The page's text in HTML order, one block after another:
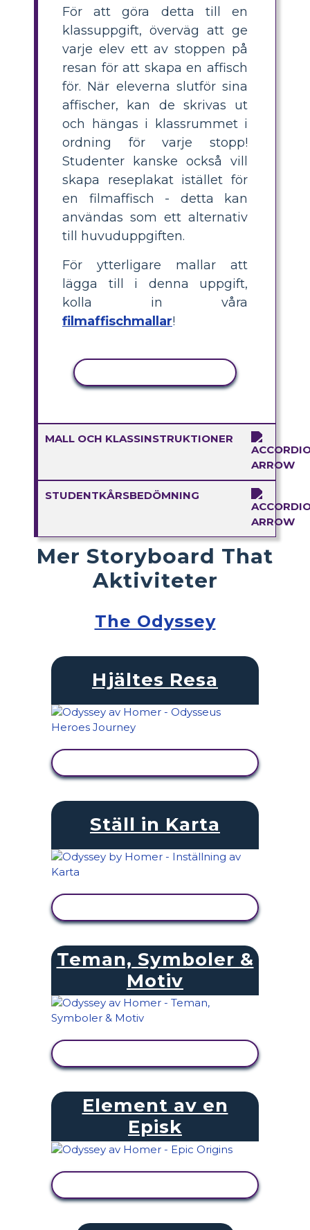
För att göra detta till en
klassuppgift, överväg att ge
varje elev ett av stoppen på
resan för att skapa en affisch
för. När eleverna slutför sina
affischer, kan de skrivas ut
och hängas i klassrummet i
ordning för varje stopp!
Studenter kanske också vill
skapa reseplakat istället för
en filmaffisch - detta kan
användas som ett alternativ
till huvuduppgiften.
För ytterligare mallar att
lägga till i denna uppgift,
kolla in våra
filmaffischmallar!
MALL OCH KLASSINSTRUKTIONER
STUDENTKÅRSBEDÖMNING
Mer Storyboard That
Aktiviteter
The Odyssey
Hjältes Resa
Ställ in Karta
Teman, Symboler &
Motiv
Element av en
Episk